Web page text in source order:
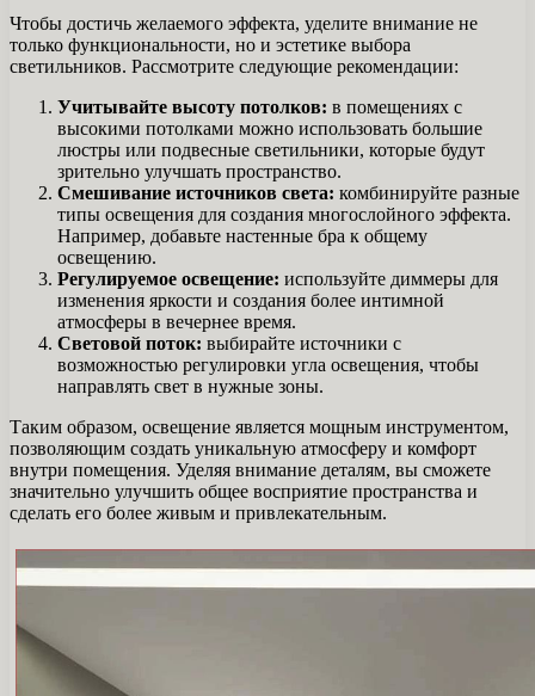
Чтобы достичь желаемого эффекта, уделите внимание не
только функциональности, но и эстетике выбора
светильников. Рассмотрите следующие рекомендации:
Учитывайте высоту потолков: в помещениях с
высокими потолками можно использовать большие
люстры или подвесные светильники, которые будут
зрительно улучшать пространство.
Смешивание источников света: комбинируйте разные
типы освещения для создания многослойного эффекта.
Например, добавьте настенные бра к общему
освещению.
Регулируемое освещение: используйте диммеры для
изменения яркости и создания более интимной
атмосферы в вечернее время.
Световой поток: выбирайте источники с
возможностью регулировки угла освещения, чтобы
направлять свет в нужные зоны.
Таким образом, освещение является мощным инструментом,
позволяющим создать уникальную атмосферу и комфорт
внутри помещения. Уделяя внимание деталям, вы сможете
значительно улучшить общее восприятие пространства и
сделать его более живым и привлекательным.